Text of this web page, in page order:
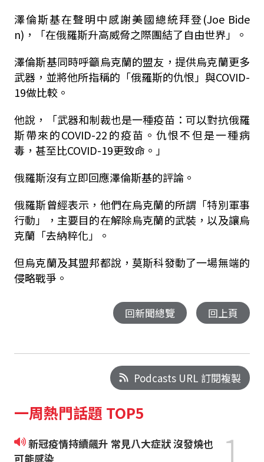
澤倫斯基在聲明中感謝美國總統拜登(Joe Bide
n)，「在俄羅斯升高威脅之際團結了自由世界」。
澤倫斯基同時呼籲烏克蘭的盟友，提供烏克蘭更多
武器，並將他所指稱的「俄羅斯的仇恨」與COVID-
19做比較。
他說，「武器和制裁也是一種疫苗：可以對抗俄羅
斯帶來的COVID-22的疫苗。仇恨不但是一種病
毒，甚至比COVID-19更致命。」
俄羅斯沒有立即回應澤倫斯基的評論。
俄羅斯曾經表示，他們在烏克蘭的所謂「特別軍事
行動」，主要目的在解除烏克蘭的武裝，以及讓烏
克蘭「去納粹化」。
但烏克蘭及其盟邦都說，莫斯科發動了一場無端的
侵略戰爭。
回新聞總覽 回上頁
Podcasts URL 訂閱複製
一周熱門話題 TOP5
新冠疫情持續飆升 常見八大症狀 沒發燒也
可能感染
1